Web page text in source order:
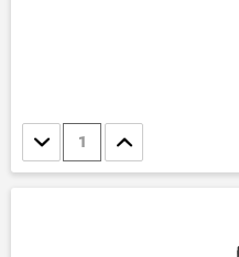
Stückzahl